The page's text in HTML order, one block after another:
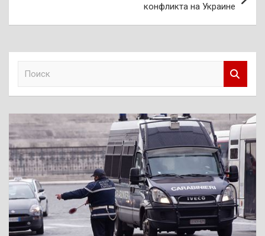
конфликта на Украине
к